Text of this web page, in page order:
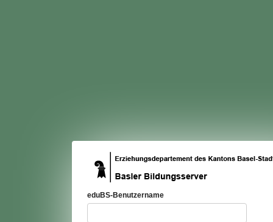
eduBS-Benutzername